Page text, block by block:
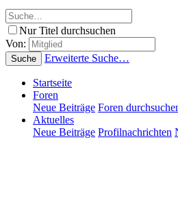
Nur Titel durchsuchen
Von:
Suche Erweiterte Suche…
Startseite
Foren
Neue Beiträge Foren
Aktuelles
Neue Beiträge Profilnachrichten